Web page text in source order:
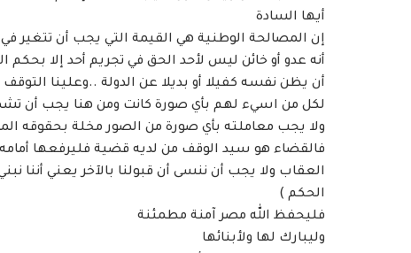
أيها السادة
إن المصالحة الوطنية هي القيمة التي يجب أن تتغير
أنه عدو أو خائن ليس لأحد الحق في تجريم أحد إلا بحكم
أن يظن نفسه كفيلا أو بديلا عن الدولة ..وعلينا
لكل من اسيء لهم بأي صورة كانت ومن هنا يجب أن
ولا يجب معاملته بأي صورة من الصور مخلة بحقوقه
فالقضاء هو سيد الوقف من لديه قضية فليرفعها أمامه
العقاب ولا يجب أن ننسى أن قبولنا بالآخر يعني أننا
الحكم )
فليحفظ الله مصر آمنة مطمئنة
وليبارك لها ولأبنائها